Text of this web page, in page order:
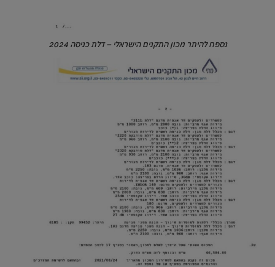
נספח להיתר מכון התקנים הישראלי – דלת כניסה 2024